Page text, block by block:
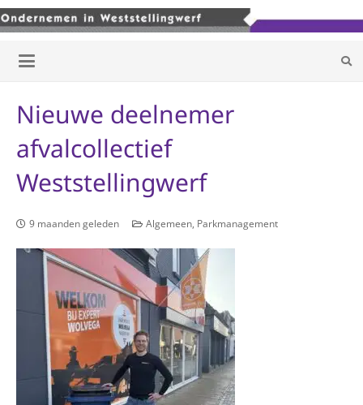
Nieuwe deelnemer
afvalcollectief
Weststellingwerf
9 maanden geleden Algemeen Parkmanagement